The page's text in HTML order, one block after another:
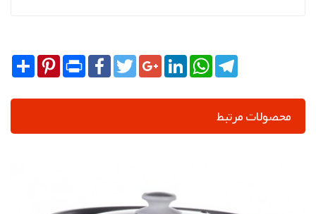
Share PinterestPrint FacebookTwitterGoogle+LinkedInWhatsApp
محصولات مرتبط